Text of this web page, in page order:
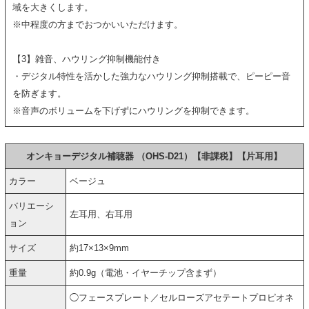
域を大きくします。
※中程度の方までおつかいいただけます。
【3】雑音、ハウリング抑制機能付き
・デジタル特性を活かした強力なハウリング抑制搭載で、ピーピー音
を防ぎます。
※音声のボリュームを下げずにハウリングを抑制できます。
オンキョーデジタル補聴器 （OHS-D21）【非課税】【片耳用】
カラー ベージュ
バリエーシ
ョン
左耳用、右耳用
サイズ 約17×13×9mm
重量 約0.9g（電池・イヤーチップ含まず）
◯フェースプレート／セルローズアセテートプロピオネ